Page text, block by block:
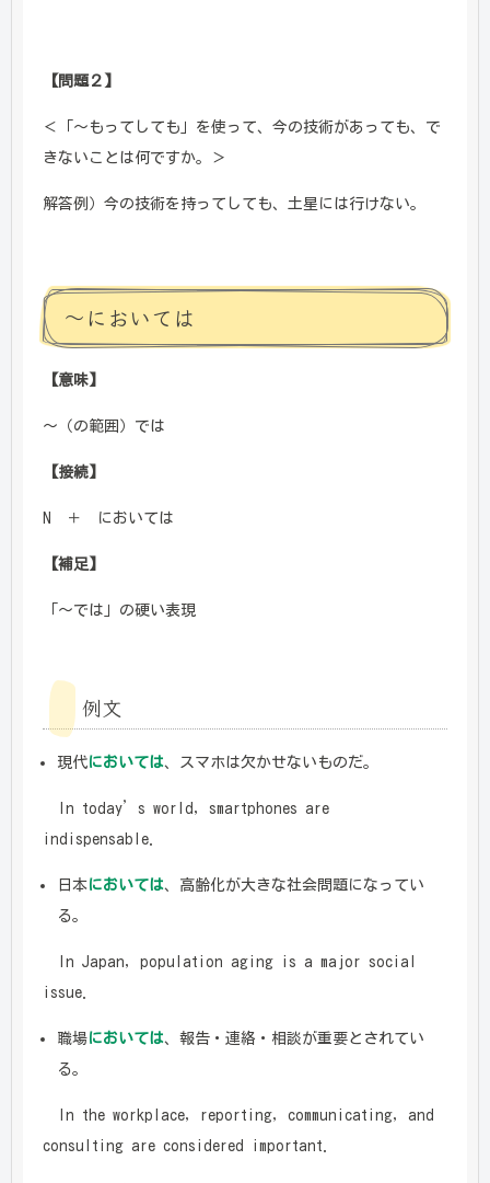
【問題２】
＜「～もってしても」を使って、今の技術があっても、で
きないことは何ですか。＞
解答例）今の技術を持ってしても、土星には行けない。
～においては
【意味】
～（の範囲）では
【接続】
N ＋ においては
【補足】
「～では」の硬い表現
例文
現代においては、スマホは欠かせないものだ。
In today’s world, smartphones are
indispensable.
日本においては、高齢化が大きな社会問題になってい
る。
In Japan, population aging is a major social
issue.
職場においては、報告・連絡・相談が重要とされてい
る。
In the workplace, reporting, communicating, and
consulting are considered important.